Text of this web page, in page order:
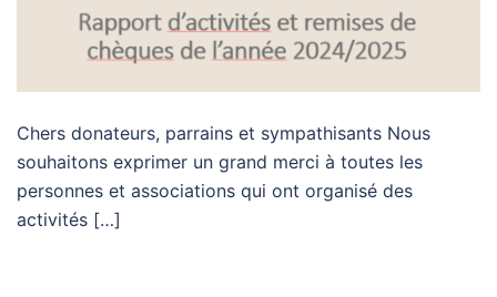
Chers donateurs, parrains et sympathisants Nous
souhaitons exprimer un grand merci à toutes les
personnes et associations qui ont organisé des
activités […]